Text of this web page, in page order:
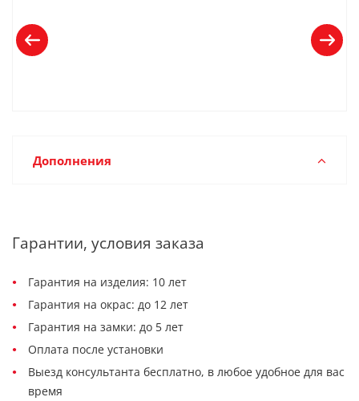
Дополнения
Гарантии, условия заказа
Гарантия на изделия: 10 лет
Гарантия на окрас: до 12 лет
Гарантия на замки: до 5 лет
Оплата после установки
Выезд консультанта бесплатно, в любое удобное для вас
время